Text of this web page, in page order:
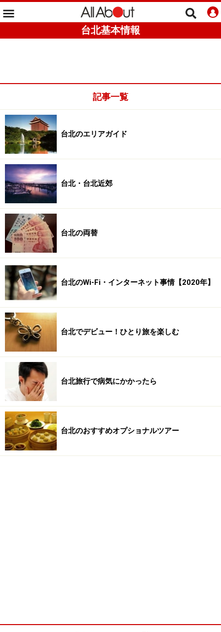
台北基本情報
記事一覧
台北のエリアガイド
台北・台北近郊
台北の両替
台北のWi-Fi・インターネット事情【2020年】
台北でデビュー！ひとり旅を楽しむ
台北旅行で病気にかかったら
台北のおすすめオプショナルツアー